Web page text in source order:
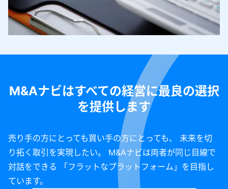
M&Aナビはすべての経営に最良の選択
を提供します
売り手の方にとっても買い手の方にとっても、 未来を切
り拓く取引を実現したい。 M&Aナビは両者が同じ目線で
対話をできる 「フラットなプラットフォーム」を目指し
ています。